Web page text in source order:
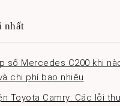
nhất
số Mercedes C200 khi
chi phí bao nhiêu
Toyota Camry: Các lỗi